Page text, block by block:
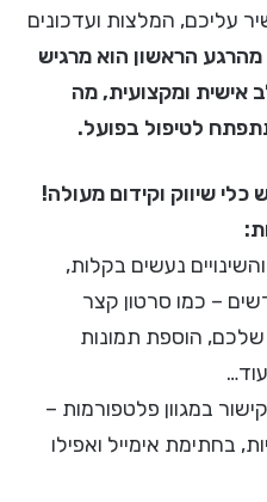
עליכם, המלצות ועדכונים
הראשון הוא מרגיש
אישית ומקצועית, מה
לטיפול בפועל.
שיווק וקידום מעולה!
נעשים בקלות,
– כמו סרטון קצר
הוספת תמונות
במגוון פלטפורמות –
בחתימת אימייל ואפילו